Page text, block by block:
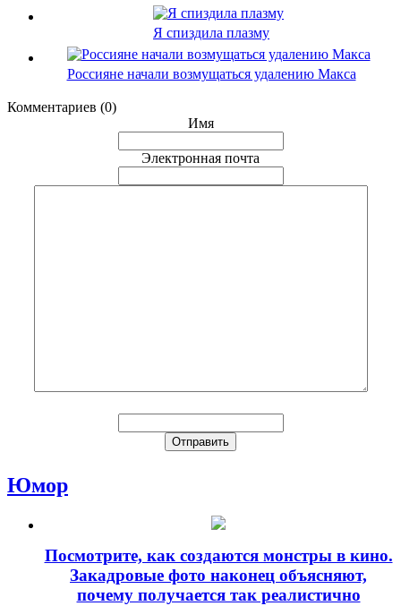
Я спиздила плазму
Россияне начали возмущаться удалению Макса
Комментариев (0)
Имя
Электронная почта
Юмор
Посмотрите, как создаются монстры в кино.
Закадровые фото наконец объясняют,
почему получается так реалистично